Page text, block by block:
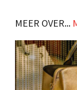
MEER OVER...